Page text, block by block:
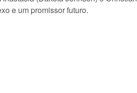
e um promissor futuro.